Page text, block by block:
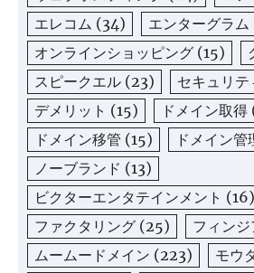
エレコム (34) エンターグラム
オンラインショッピング (15)
スピークエル (23) セキュリテ
デメリット (15) ドメイン取得
ドメイン移管 (15) ドメイン管
ノーブランド (13)
ビクターエンタテインメント (16)
ファクタリング (25) フィン
ムームードメイン (223) モウ